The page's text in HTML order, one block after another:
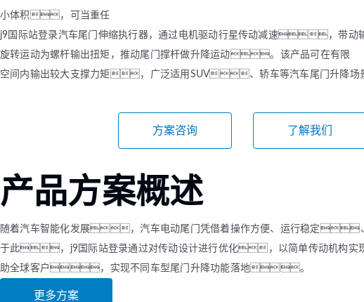
Φ10mm （MC1028）
Φ16mm（MC1625）
1625）
Φ19mm（MC1958）
Φ22mm （MC2232）
Φ22mm（MC2250）
小体积，可当重任
j9国际站登录汽车尾门伸缩执行器，通过电机驱动行星传动减速，带动
旋转运动为螺杆输出扭矩，推动尾门撑杆做升降运动。该产品可在有限
空间内输出较大支撑力矩，广泛适用SUV、轿车等汽车尾门升降
方案咨询 了解我们
产品方案概述
随着汽车智能化发展，汽车电动尾门凭借着操作方便、运行稳定
于此，j9国际站登录通过对传动设计进行优化，以简单传动机
助全球客户，实现不同车型尾门升降功能落地。
更多方案